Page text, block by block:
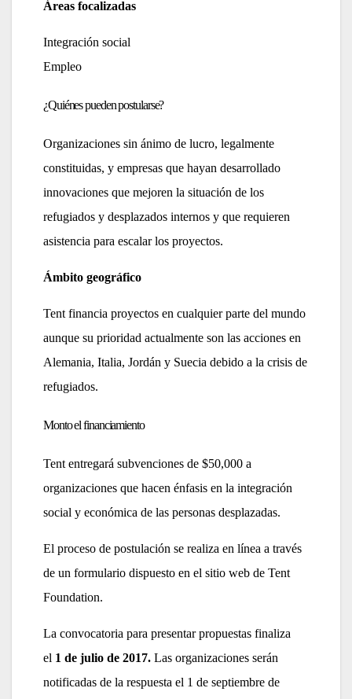
Áreas focalizadas
Integración social
Empleo
¿Quiénes pueden postularse?
Organizaciones sin ánimo de lucro, legalmente
constituidas, y empresas que hayan desarrollado
innovaciones que mejoren la situación de los
refugiados y desplazados internos y que requieren
asistencia para escalar los proyectos.
Ámbito geográfico
Tent financia proyectos en cualquier parte del mundo
aunque su prioridad actualmente son las acciones en
Alemania, Italia, Jordán y Suecia debido a la crisis de
refugiados.
Monto el financiamiento
Tent entregará subvenciones de $50,000 a
organizaciones que hacen énfasis en la integración
social y económica de las personas desplazadas.
El proceso de postulación se realiza en línea a través
de un formulario dispuesto en el sitio web de Tent
Foundation.
La convocatoria para presentar propuestas finaliza
el 1 de julio de 2017. Las organizaciones serán
notificadas de la respuesta el 1 de septiembre de